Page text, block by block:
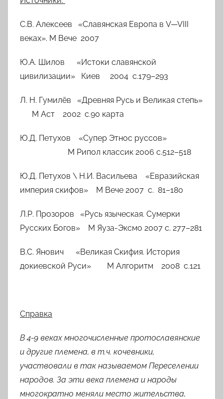
С.В. Алексеев «Славянская Европа в V—VIII
веках». М Вече 2007
Ю.А. Шилов «Истоки славянской
цивилизации» Киев 2004 с.179–293
Л. Н. Гумилёв «Древняя Русь и Великая степь»
М Аст 2002 с.90 карта
Ю.Д. Петухов «Супер Этнос руссов»
М Рипол классик 2006 с.512–518
Ю.Д. Петухов \ Н.И. Васильева «Евразийская
империя скифов» М Вече 2007 с. 81–180
Л.Р. Прозоров
«Русь языческая. Сумерки
Русских Богов» М Яуза-Эксмо 2007 с. 277–281
В.С. Янович «Великая Скифия. История
докиевской Руси» М Алгоритм 2008 с.121
Справка
В 4-9 веках многочисленные протославянские
и другие племена, в т.ч. кочевники,
участвовали в так называемом Переселении
народов. За эти века племена и народы
многократно меняли место жительства,